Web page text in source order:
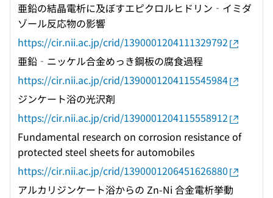
亜鉛の結晶電析に及ぼすエピクロルヒドリン‐イミダ
ゾール反応物の影響
https://cir.nii.ac.jp/crid/1390001204111329792
亜鉛‐ニッケル合金めっき鋼板の腐食過程
https://cir.nii.ac.jp/crid/1390001204115545984
ジンケート浴の光沢剤
https://cir.nii.ac.jp/crid/1390001204115558912
Fundamental research on corrosion resistance of
protected steel sheets for automobiles
https://cir.nii.ac.jp/crid/1390001206451626880
アルカリジンケート浴からの Zn-Ni 合金電析挙動